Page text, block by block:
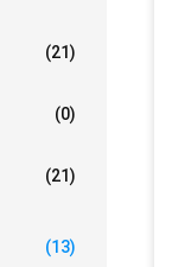
(21)
(0)
(21)
(13)